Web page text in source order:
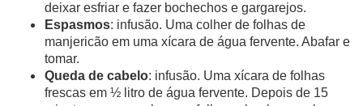
deixar esfriar e fazer bochechos e gargarejos.
Espasmos: infusão. Uma colher de folhas de
manjericão em uma xícara de água fervente. Abafar e
tomar.
Queda de cabelo: infusão. Uma xícara de folhas
frescas em ½ litro de água fervente. Depois de 15